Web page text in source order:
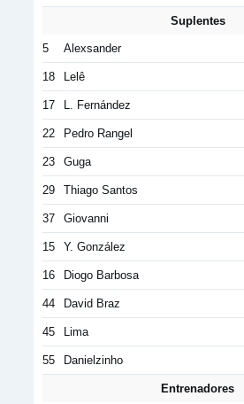
Suplentes
5 Alexsander
18 Lelê
17 L. Fernández
22 Pedro Rangel
23 Guga
29 Thiago Santos
37 Giovanni
15 Y. González
16 Diogo Barbosa
44 David Braz
45 Lima
55 Danielzinho
Entrenadores